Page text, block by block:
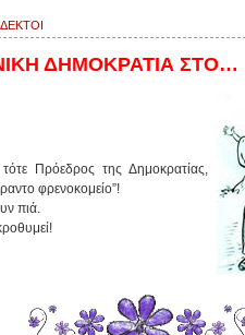
ΔΗΜΟΚΡΑΤΙΑ ΣΤΟ…
Πρόεδρος της Δημοκρατίας,
φρενοκομείο”!
πιά.